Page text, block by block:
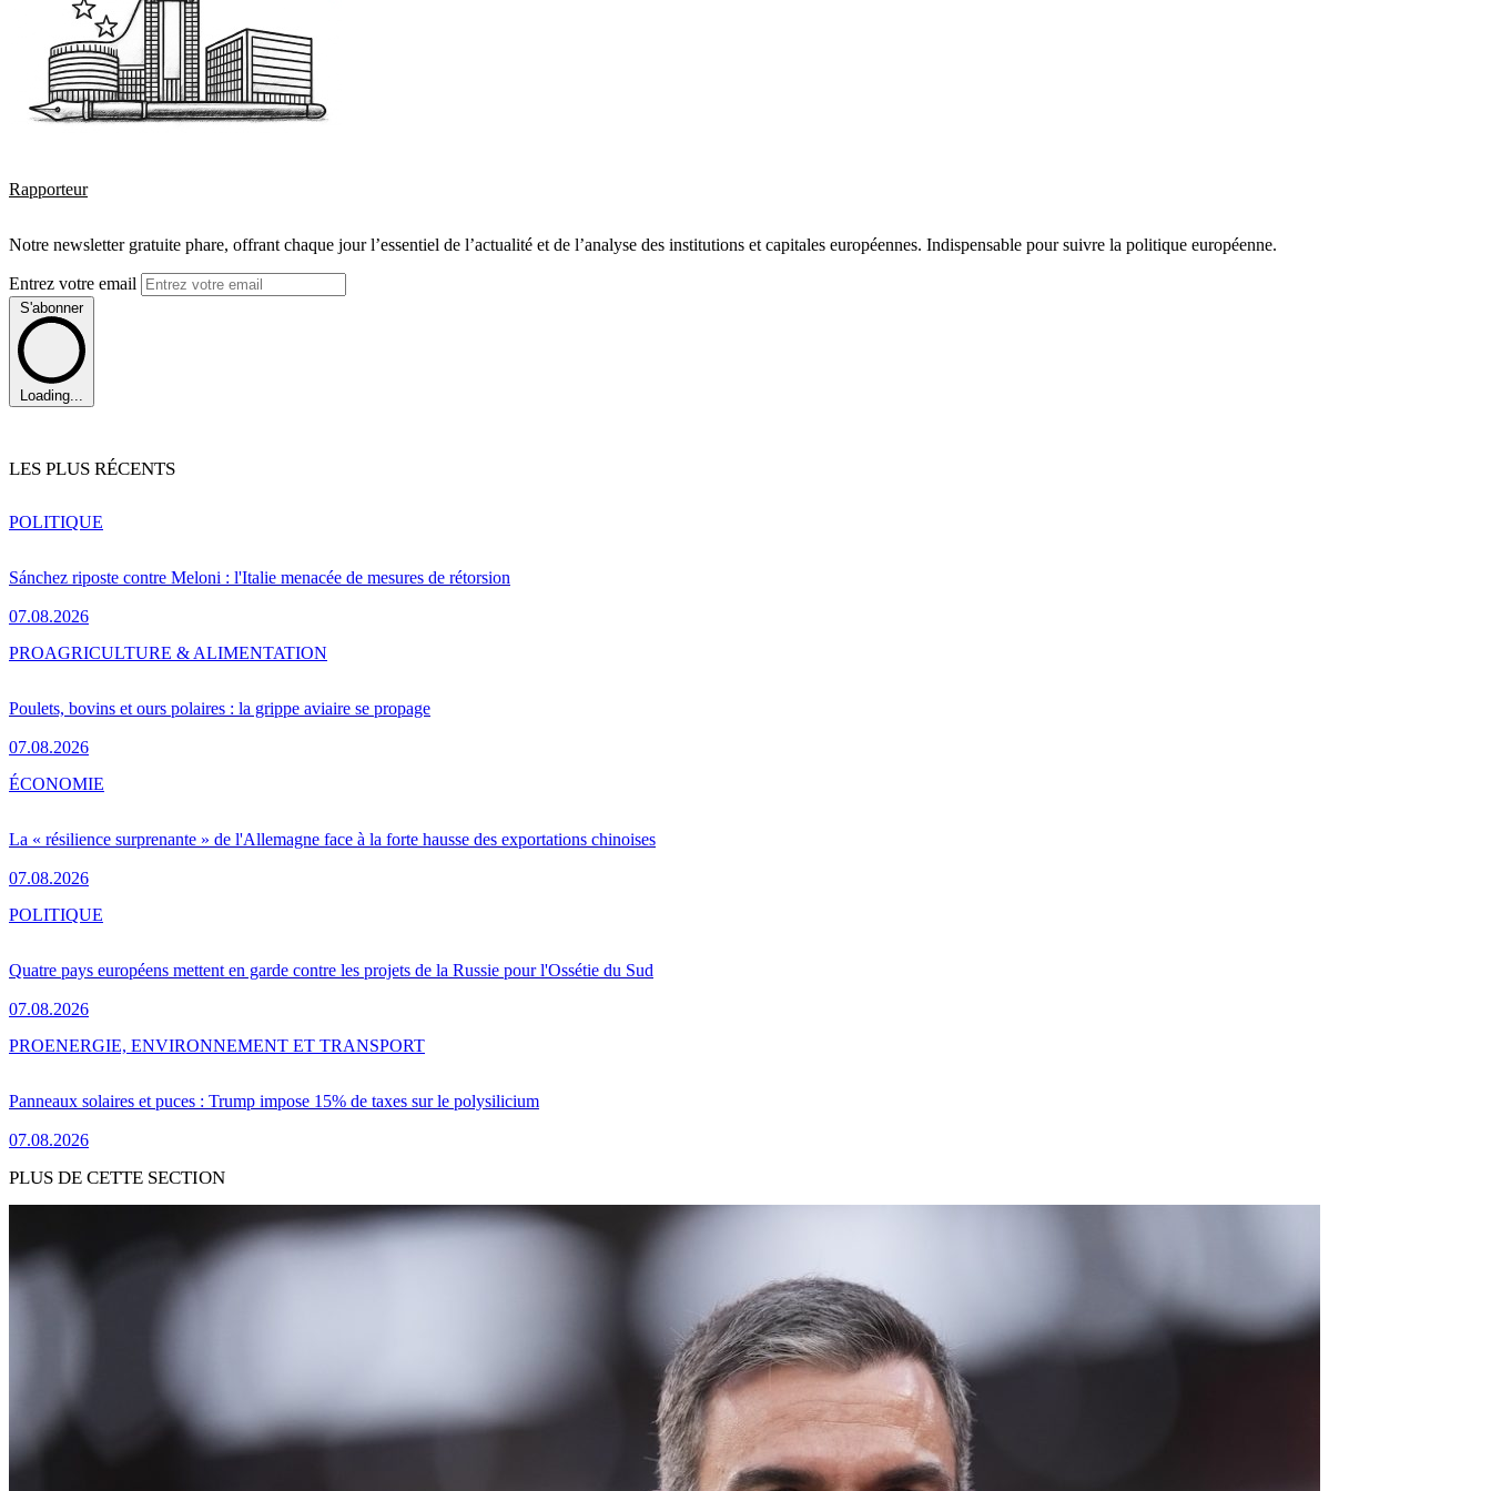
Rapporteur
Notre newsletter gratuite phare, offrant chaque jour l’essentiel de l’actualité et de l’analyse des institutions et capitales européennes. Indispensable pour suivre la politique européenne.
Entrez votre email
S'abonner
Loading...
LES PLUS RÉCENTS
Sánchez riposte contre Meloni : l'Italie menacée de mesures de rétorsion
07.08.2026
POLITIQUE
Poulets, bovins et ours polaires : la grippe aviaire se propage
07.08.2026
PROAGRICULTURE & ALIMENTATION
La « résilience surprenante » de l'Allemagne face à la forte hausse des exportations chinoises
07.08.2026
ÉCONOMIE
Quatre pays européens mettent en garde contre les projets de la Russie pour l'Ossétie du Sud
07.08.2026
POLITIQUE
Panneaux solaires et puces : Trump impose 15% de taxes sur le polysilicium
07.08.2026
PROENERGIE, ENVIRONNEMENT ET TRANSPORT
PLUS DE CETTE SECTION